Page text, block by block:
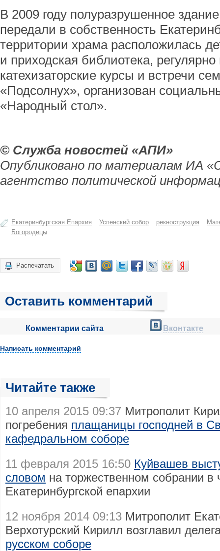
В 2009 году полуразрушенное
передали в собственность
территории храма расположилась
и приходская библиотека, регулярно
катехизаторские курсы и встречи
«Подсолнух», организован
«Народный стол».
© Служба новостей «АПИ»
Опубликовано по материалам ИА
агентство политической
Екатеринбургская Епархия Успенский собор рекнострукция
Богородицы
Распечатать
Оставить комментарий
Комментарии сайта Вконтакте
Написать комментарий
Читайте также
10 апреля 2015 09:37 Митрополит
погребения плащаницы господней в
кафедральном соборе
11 февраля 2015 16:50 Куйвашев
словом на торжественном собрании в
Екатеринбургской епархии
12 ноября 2014 09:13 Митрополит
Верхотурский Кирилл возглавил
русском соборе